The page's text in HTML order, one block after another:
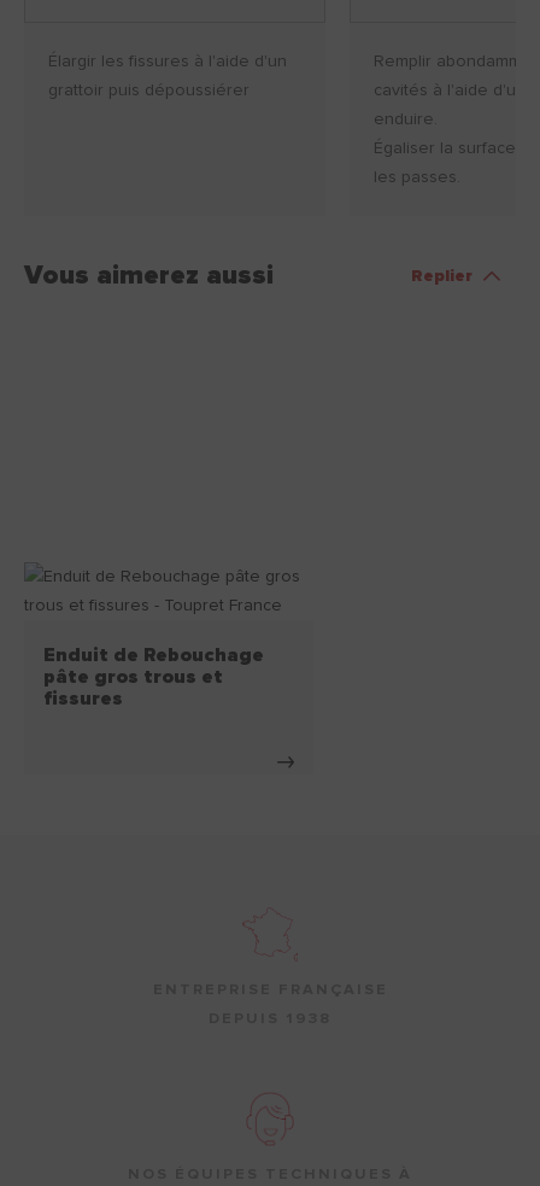
Élargir les fissures à l'aide d'un
grattoir puis dépoussiérer
Remplir
cavités à l'aide d'un
enduire.
Égaliser la surface
les passes.
Vous aimerez aussi Replier
Enduit de Rebouchage
pâte gros trous et
fissures